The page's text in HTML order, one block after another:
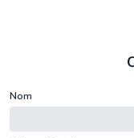
Nom